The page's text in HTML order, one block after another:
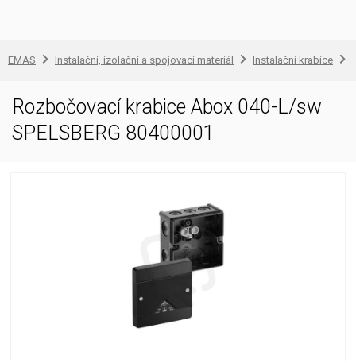
EMAS Instalační, izolační a spojovací materiál Instalační krabice
Rozbočovací krabice Abox 040-L/sw
SPELSBERG 80400001